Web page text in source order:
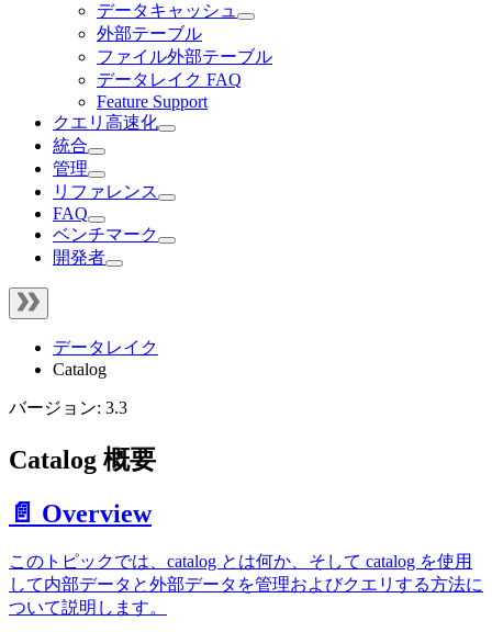
データキャッシュ
外部テーブル
ファイル外部テーブル
データレイク FAQ
Feature Support
クエリ高速化
統合
管理
リファレンス
FAQ
ベンチマーク
開発者
データレイク
Catalog
バージョン: 3.3
Catalog 概要
📄️ Overview
このトピックでは、catalog とは何か、そして catalog を使用
して内部データと外部データを管理およびクエリする方法に
ついて説明します。